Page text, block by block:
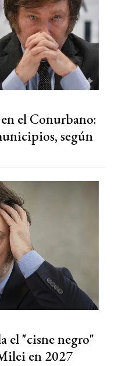
el Conurbano:
según
el "cisne negro"
en 2027